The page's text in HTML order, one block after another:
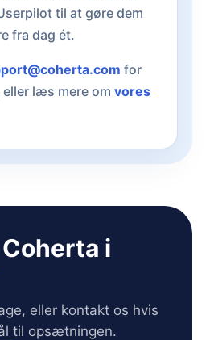
til at gøre dem
fra dag ét.
for
læs mere om vores
i
eller kontakt os hvis
til opsætningen.